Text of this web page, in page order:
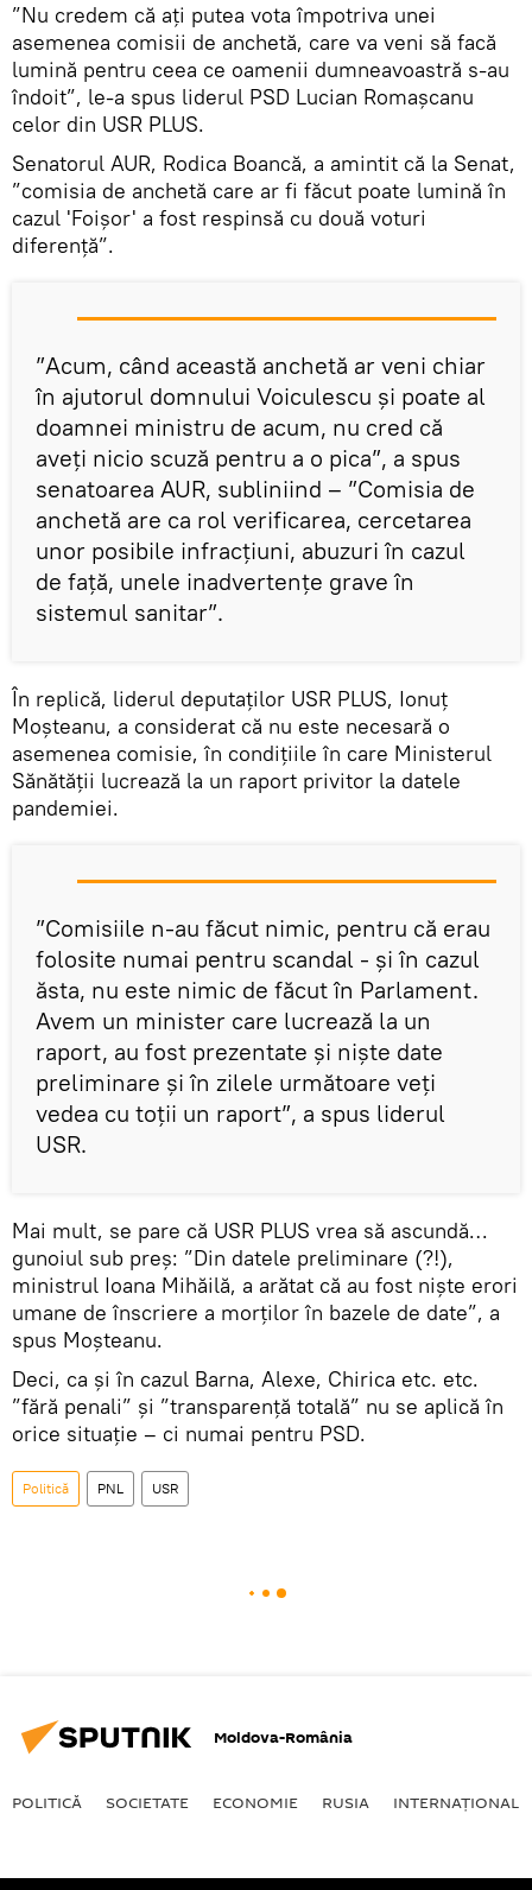
”Nu credem că aţi putea vota împotriva unei
asemenea comisii de anchetă, care va veni să facă
lumină pentru ceea ce oamenii dumneavoastră s-au
îndoit”, le-a spus liderul PSD Lucian Romaşcanu
celor din USR PLUS.
Senatorul AUR, Rodica Boancă, a amintit că la Senat,
”comisia de anchetă care ar fi făcut poate lumină în
cazul 'Foişor' a fost respinsă cu două voturi
diferenţă”.
”Acum, când această anchetă ar veni chiar
în ajutorul domnului Voiculescu şi poate al
doamnei ministru de acum, nu cred că
aveţi nicio scuză pentru a o pica”, a spus
senatoarea AUR, subliniind – ”Comisia de
anchetă are ca rol verificarea, cercetarea
unor posibile infracţiuni, abuzuri în cazul
de faţă, unele inadvertenţe grave în
sistemul sanitar”.
În replică, liderul deputaţilor USR PLUS, Ionuţ
Moşteanu, a considerat că nu este necesară o
asemenea comisie, în condiţiile în care Ministerul
Sănătăţii lucrează la un raport privitor la datele
pandemiei.
”Comisiile n-au făcut nimic, pentru că erau
folosite numai pentru scandal - și în cazul
ăsta, nu este nimic de făcut în Parlament.
Avem un minister care lucrează la un
raport, au fost prezentate şi nişte date
preliminare şi în zilele următoare veţi
vedea cu toţii un raport”, a spus liderul
USR.
Mai mult, se pare că USR PLUS vrea să ascundă…
gunoiul sub preș: ”Din datele preliminare (?!),
ministrul Ioana Mihăilă, a arătat că au fost nişte erori
umane de înscriere a morţilor în bazele de date”, a
spus Moșteanu.
Deci, ca și în cazul Barna, Alexe, Chirica etc. etc.
”fără penali” și ”transparență totală” nu se aplică în
orice situație – ci numai pentru PSD.
Politică PNL USR
Moldova-România
POLITICĂ SOCIETATE ECONOMIE RUSIA INTERNAŢIONAL